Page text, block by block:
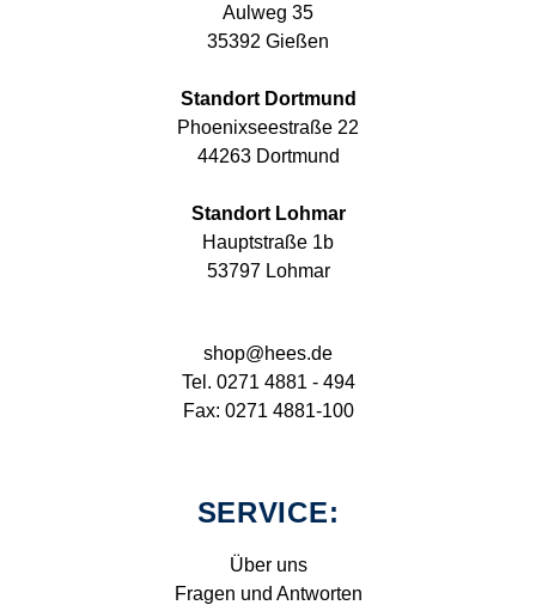
Aulweg 35
35392 Gießen
Standort Dortmund
Phoenixseestraße 22
44263 Dortmund
Standort Lohmar
Hauptstraße 1b
53797 Lohmar
shop@hees.de
Tel. 0271 4881 - 494
Fax: 0271 4881-100
SERVICE:
Über uns
Fragen und Antworten